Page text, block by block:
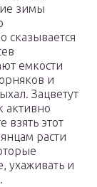
зимы
сказывается
емкости
и
Зацветут
активно
взять этот
расти
ухаживать и